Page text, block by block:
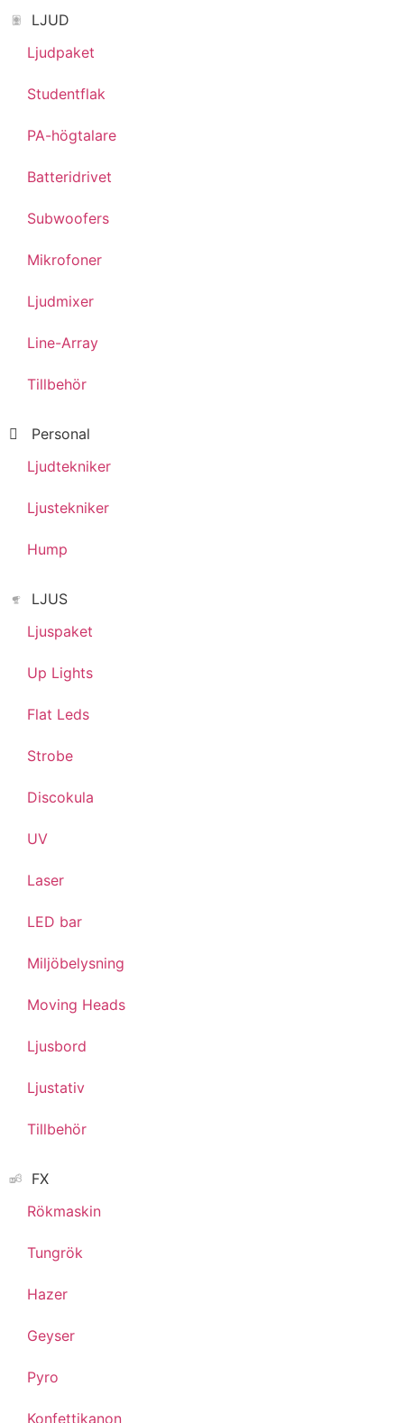
LJUD
Ljudpaket
Studentflak
PA-högtalare
Batteridrivet
Subwoofers
Mikrofoner
Ljudmixer
Line-Array
Tillbehör
Personal
Ljudtekniker
Ljustekniker
Hump
LJUS
Ljuspaket
Up Lights
Flat Leds
Strobe
Discokula
UV
Laser
LED bar
Miljöbelysning
Moving Heads
Ljusbord
Ljustativ
Tillbehör
FX
Rökmaskin
Tungrök
Hazer
Geyser
Pyro
Konfettikanon